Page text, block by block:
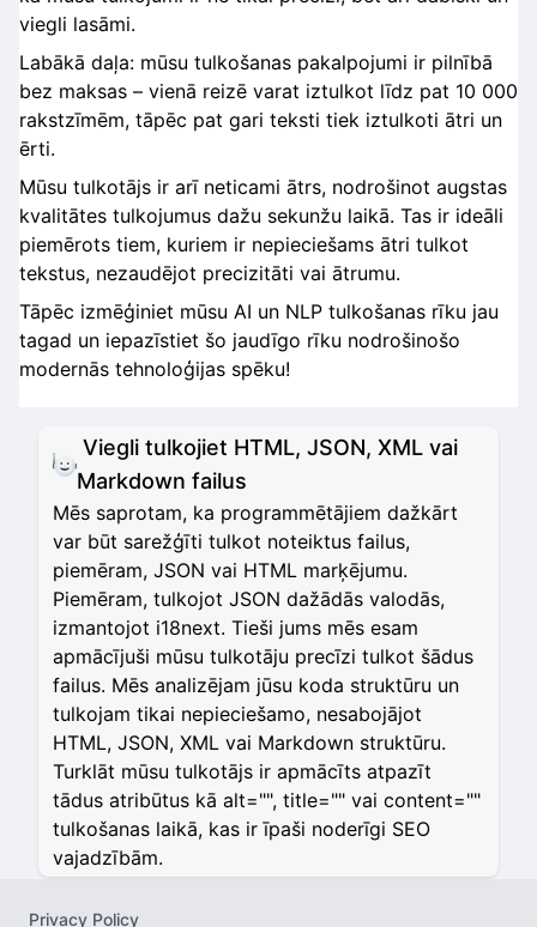
viegli lasāmi.
Labākā daļa: mūsu tulkošanas pakalpojumi ir pilnībā
bez maksas – vienā reizē varat iztulkot līdz pat 10 000
rakstzīmēm, tāpēc pat gari teksti tiek iztulkoti ātri un
ērti.
Mūsu tulkotājs ir arī neticami ātrs, nodrošinot augstas
kvalitātes tulkojumus dažu sekunžu laikā. Tas ir ideāli
piemērots tiem, kuriem ir nepieciešams ātri tulkot
tekstus, nezaudējot precizitāti vai ātrumu.
Tāpēc izmēģiniet mūsu AI un NLP tulkošanas rīku jau
tagad un iepazīstiet šo jaudīgo rīku nodrošinošo
modernās tehnoloģijas spēku!
Viegli tulkojiet HTML, JSON, XML vai
Markdown failus
Mēs saprotam, ka programmētājiem dažkārt
var būt sarežģīti tulkot noteiktus failus,
piemēram, JSON vai HTML marķējumu.
Piemēram, tulkojot JSON dažādās valodās,
izmantojot i18next. Tieši jums mēs esam
apmācījuši mūsu tulkotāju precīzi tulkot šādus
failus. Mēs analizējam jūsu koda struktūru un
tulkojam tikai nepieciešamo, nesabojājot
HTML, JSON, XML vai Markdown struktūru.
Turklāt mūsu tulkotājs ir apmācīts atpazīt
tādus atribūtus kā alt="", title="" vai content=""
tulkošanas laikā, kas ir īpaši noderīgi SEO
vajadzībām.
Privacy Policy